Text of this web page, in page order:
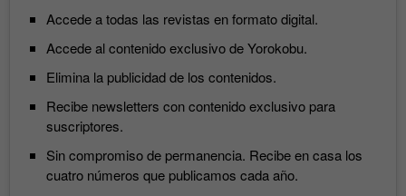
Accede a todas las revistas en formato digital.
Accede al contenido exclusivo de Yorokobu.
Elimina la publicidad de los contenidos.
Recibe newsletters con contenido exclusivo para
suscriptores.
Sin compromiso de permanencia. Recibe en casa los
cuatro números que publicamos cada año.